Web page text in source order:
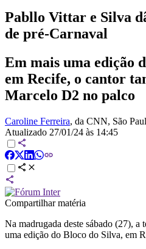
Pabllo Vittar e Silva
de pré-Carnaval
Em mais uma edição
em Recife, o cantor
Marcelo D2 no palco
Caroline Ferreira, da CNN, São
Atualizado 27/01/24 às 14:45
Compartilhar matéria
Na madrugada deste sábado (27), a
uma edição do Bloco do Silva, em